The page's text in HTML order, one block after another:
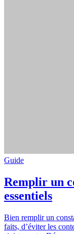
Guide
Remplir un
essentiels
Bien remplir un
faits, d’éviter les